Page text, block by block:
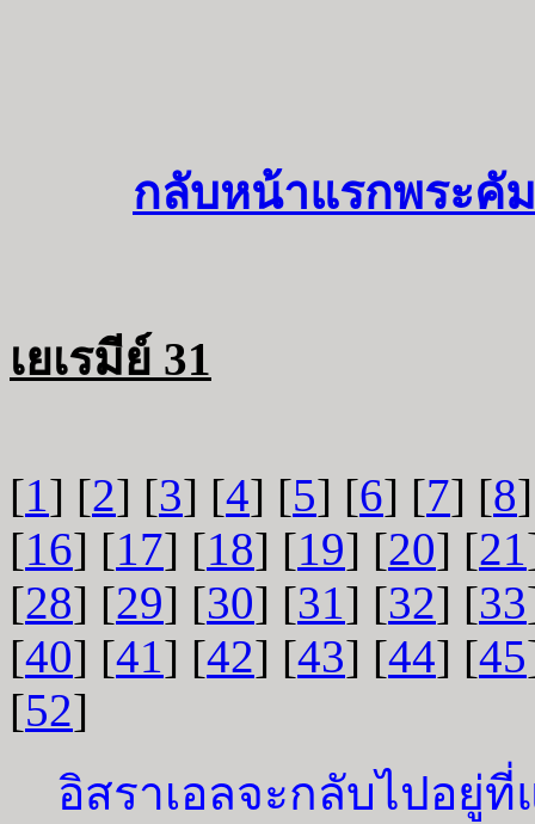
กลับหน้าแรกพระคั
เยเรมีย์ 31
[1] [2] [3] [4] [5] [6] [7] [8
[16] [17] [18] [19] [20] [21
[28] [29] [30] [31] [32] [33
[40] [41] [42] [43] [44] [45
[52]
อิสราเอลจะกลับไปอยู่